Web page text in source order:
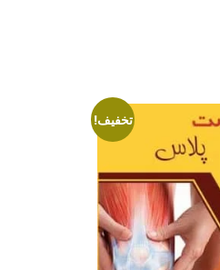
تخفیف!